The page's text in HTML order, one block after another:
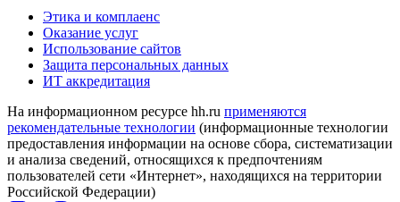
Этика и комплаенс
Оказание услуг
Использование сайтов
Защита персональных данных
ИТ аккредитация
На информационном ресурсе hh.ru применяются
рекомендательные технологии (информационные технологии
предоставления информации на основе сбора, систематизации
и анализа сведений, относящихся к предпочтениям
пользователей сети «Интернет», находящихся на территории
Российской Федерации)